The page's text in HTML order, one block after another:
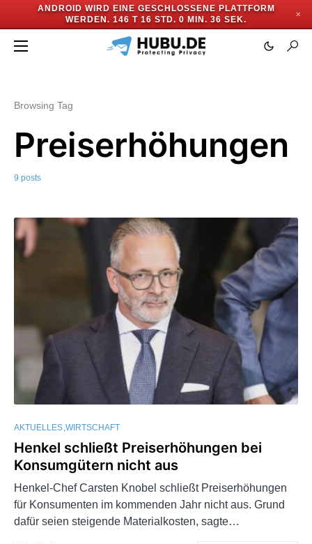
ANDROID WIRD EINE GESCHLOSSENE PLATTFORM
WERDEN. 146 T 16 STD. 0 MIN. 35 SEK.
✕
Browsing Tag
Preiserhöhungen
9 posts
AKTUELLES WIRTSCHAFT
Henkel schließt Preiserhöhungen bei
Konsumgütern nicht aus
Henkel-Chef Carsten Knobel schließt Preiserhöhungen
für Konsumenten im kommenden Jahr nicht aus. Grund
dafür seien steigende Materialkosten, sagte…